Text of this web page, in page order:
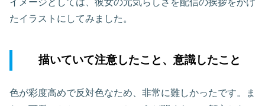
イメージとしては、彼女の元気らしさを配信の挨拶をかけ
たイラストにしてみました。
描いていて注意したこと、意識したこと
色が彩度高めで反対色なため、非常に難しかったです。ま